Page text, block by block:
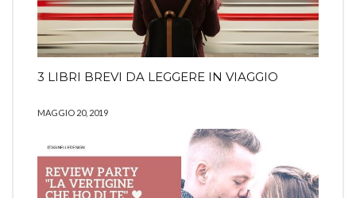
3 LIBRI BREVI DA LEGGERE IN VIAGGIO
MAGGIO 20, 2019